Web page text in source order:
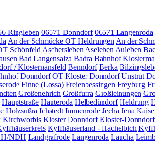
Ringleben 06571 Donndorf 06571 Langenroda
An der Schmücke OT Heldrungen An der
Schönfeld Aschersleben Aseleben Auleben
Bad Langensalza Badra Bahnhof
/ Klosternansfeld Benndorf Berka
Donndorf OT Kloster Donndorf Unstrut
Finne (Lossa) Freienbessingen Freyburg
Großenehrich Großfurra Großleinungen
Hauptstraße Hauteroda Helbedündorf Heldrung
Holzsußra Ichstedt Immenrode Jecha Jena
Kirchworbis Kloster Donndorf Kloster-Donndorf
Kyffhäuserland - Hachelbich
NDH Landgrafrode Langenroda Laucha